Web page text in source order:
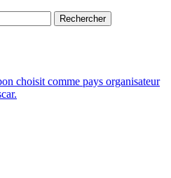
choisit comme pays organisateur